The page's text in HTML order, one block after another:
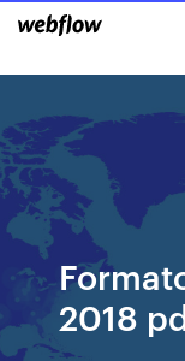
2018